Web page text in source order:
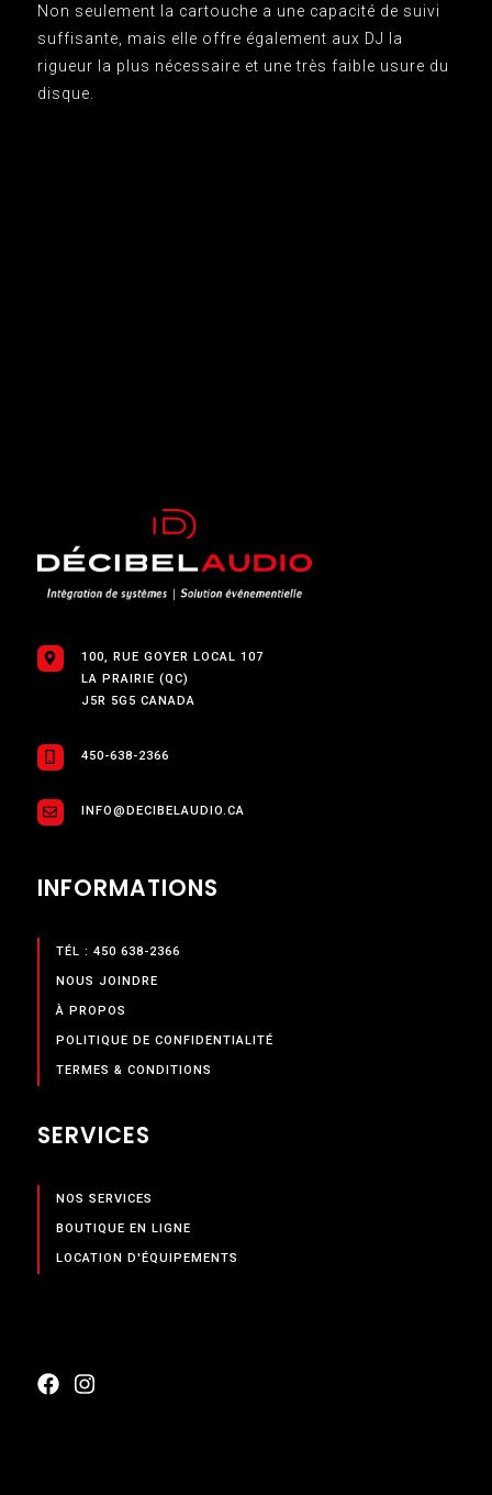
Non seulement la cartouche a une capacité de suivi
suffisante, mais elle offre également aux DJ la
rigueur la plus nécessaire et une très faible usure du
disque.
100, RUE GOYER LOCAL 107
LA PRAIRIE (QC)
J5R 5G5 CANADA
450-638-2366
INFO@DECIBELAUDIO.CA
INFORMATIONS
TÉL : 450 638-2366
NOUS JOINDRE
À PROPOS
POLITIQUE DE CONFIDENTIALITÉ
TERMES & CONDITIONS
SERVICES
NOS SERVICES
BOUTIQUE EN LIGNE
LOCATION D'ÉQUIPEMENTS